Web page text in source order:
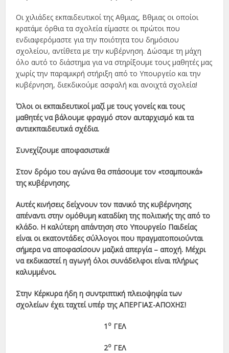
Οι χιλιάδες εκπαιδευτικοί της Αθμιας, Βθμιας οι οποίοι
κρατάμε όρθια τα σχολεία είμαστε οι πρώτοι που
ενδιαφερόμαστε για την ποιότητα του δημόσιου
σχολείου, αντίθετα με την κυβέρνηση. Δώσαμε τη μάχη
όλο αυτό το διάστημα για να στηρίξουμε τους μαθητές μας
χωρίς την παραμικρή στήριξη από το Υπουργείο και την
κυβέρνηση, διεκδικούμε ασφαλή και ανοιχτά σχολεία!
Όλοι οι εκπαιδευτικοί μαζί με τους γονείς και τους
μαθητές να βάλουμε φραγμό στον αυταρχισμό και τα
αντιεκπαιδευτικά σχέδια.
Συνεχίζουμε αποφασιστικά!
Στον δρόμο του αγώνα θα σπάσουμε τον «τσαμπουκά»
της κυβέρνησης.
Αυτές κινήσεις δείχνουν τον πανικό της κυβέρνησης
απέναντι στην ομόθυμη καταδίκη της πολιτικής της από το
κλάδο. Η καλύτερη απάντηση στο Υπουργείο Παιδείας
είναι οι εκατοντάδες σύλλογοι που πραγματοποιούνται
σήμερα να αποφασίσουν μαζικά απεργία – αποχή. Μέχρι
να εκδικαστεί η αγωγή όλοι συνάδελφοι είναι πλήρως
καλυμμένοι.
Στην Κέρκυρα ήδη η συντριπτική πλειοψηφία των
σχολείων έχει ταχτεί υπέρ της ΑΠΕΡΓΙΑΣ-ΑΠΟΧΗΣ!
1 οΓΕΛ
2οΓΕΛ